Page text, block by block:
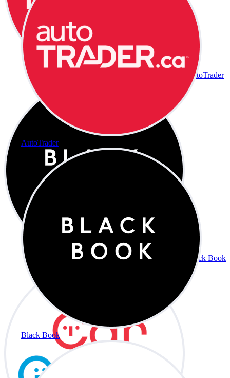
AutoTrader
Black Book
AutoTrader
Black Book